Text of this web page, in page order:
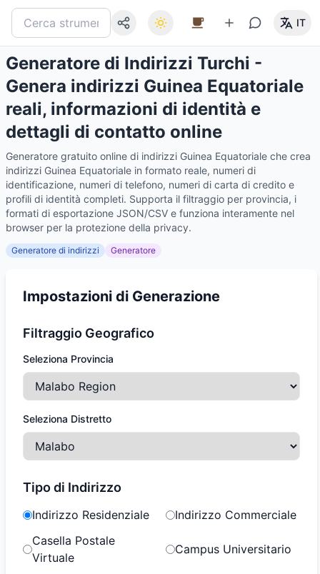
IT
Generatore di Indirizzi Turchi -
Genera indirizzi Guinea Equatoriale
reali, informazioni di identità e
dettagli di contatto online
Generatore gratuito online di indirizzi Guinea Equatoriale che crea
indirizzi Guinea Equatoriale in formato reale, numeri di
identificazione, numeri di telefono, numeri di carta di credito e
profili di identità completi. Supporta il filtraggio per provincia, i
formati di esportazione JSON/CSV e funziona interamente nel
browser per la protezione della privacy.
Generatore di indirizzi Generatore
Impostazioni di Generazione
Filtraggio Geografico
Seleziona Provincia
Seleziona Distretto
Tipo di Indirizzo
Indirizzo Residenziale
Indirizzo Commerciale
Casella Postale
Virtuale
Campus Universitario